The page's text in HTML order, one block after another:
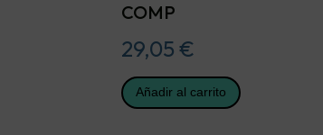
COMP
29,05€
Añadir al carrito